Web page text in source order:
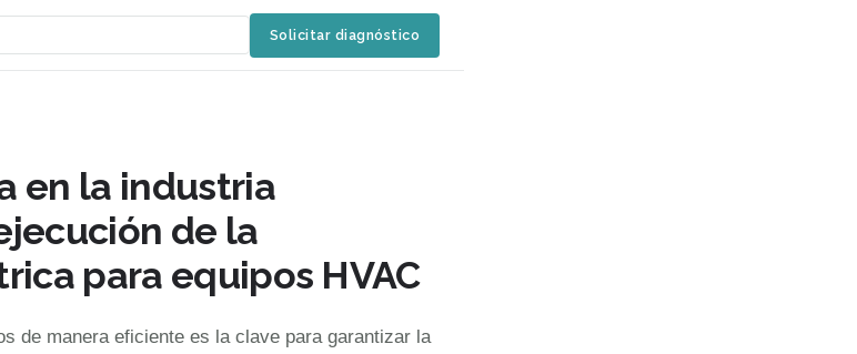
Solicitar diagnóstico
en la industria
de la
para equipos HVAC
de manera eficiente es la clave para garantizar la